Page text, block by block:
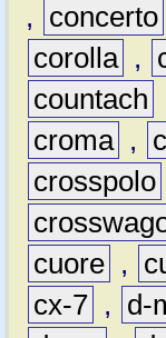
,
concerto
corolla ,
countach
croma ,
crosspolo
cuore ,
cx-7 , d-